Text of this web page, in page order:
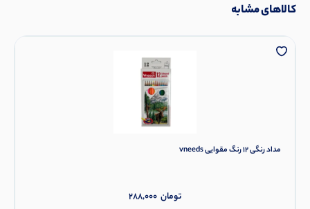
کالاهای مشابه
مداد رنگی 12 رنگ مقوایی vneeds
288,000 تومان